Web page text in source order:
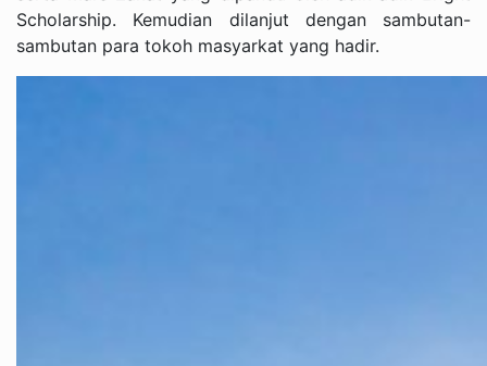
Scholarship. Kemudian dilanjut dengan sambutan-
sambutan para tokoh masyarkat yang hadir.